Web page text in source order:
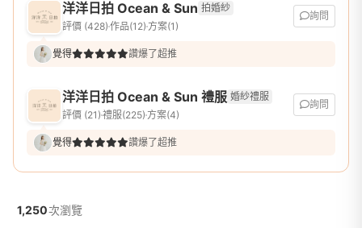
洋洋日拍 Ocean & Sun 拍婚紗
評價 (428) 作品(12) 方案(1)
詢問
覺得 讚爆了超推
洋洋日拍 Ocean & Sun 禮服 婚紗禮服
評價 (21) 禮服(225) 方案(4)
詢問
覺得 讚爆了超推
1,250次瀏覽